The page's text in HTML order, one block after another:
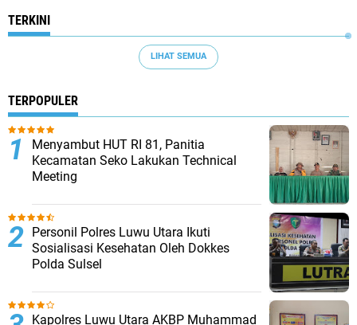
TERKINI
LIHAT SEMUA
TERPOPULER
Menyambut HUT RI 81, Panitia
Kecamatan Seko Lakukan Technical
Meeting
Personil Polres Luwu Utara Ikuti
Sosialisasi Kesehatan Oleh Dokkes
Polda Sulsel
Kapolres Luwu Utara AKBP Muhammad